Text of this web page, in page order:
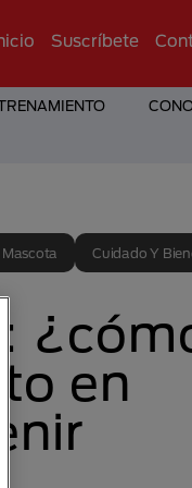
Suscríbete
Mascota Cuidado Y
en